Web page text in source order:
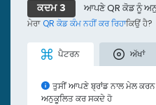
ਕਦਮ 3 ਆਪਣੇ QR ਕੋਡ ਨੂੰ
ਮੇਰਾ QR ਕੋਡ ਕੰਮ ਨਹੀਂ ਕਰ ਰਿਹਾਕਿਉਂ ਹੈ?
ਪੈਟਰਨ ਅੱਖਾਂ
ਤੁਸੀਂ ਆਪਣੇ ਬ੍ਰਾਂਡ ਨਾਲ ਮੇਲ
ਅਨੁਕੂਲਿਤ ਕਰ ਸਕਦੇ ਹੋ